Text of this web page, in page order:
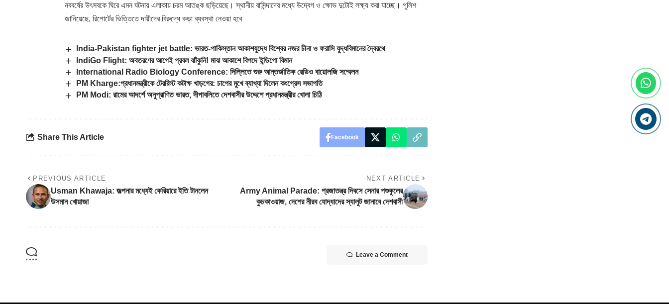
নববর্ষের উৎসবকে ঘিরে এমন ঘটনায় এলাকায় চরম আতঙ্ক ছড়িয়েছে। স্থানীয় বাসিন্দাদের মধ্যে উদ্বেগ ও ক্ষোভ দুটোই লক্ষ্য করা যাচ্ছে। পুলিশ
জানিয়েছে, রিপোর্টের ভিত্তিতে দায়ীদের বিরুদ্ধে কড়া ব্যবস্থা নেওয়া হবে
India-Pakistan fighter jet battle: ভারত-পাকিস্তান আকাশযুদ্ধে বিশ্বের নজর চীনা ও ফরাসি যুদ্ধবিমানের দ্বৈরথে
IndiGo Flight: অবতরণের আগেই প্রবল ঝাঁকুনি! মাঝ আকাশে বিপদে ইন্ডিগো বিমান
International Radio Biology Conference: দিল্লিতে শুরু আন্তর্জাতিক রেডিও বায়োলজি সম্মেলন
PM Kharge:প্রধানমন্ত্রীকে টেররিস্ট কটাক্ষ খাড়গের: চাপের মুখে ব্যাখ্যা দিলেন কংগ্রেস সভাপতি
PM Modi: রামের আদর্শে অনুপ্রাণিত ভারত, দীপাবলিতে দেশবাসীর উদ্দেশে প্রধানমন্ত্রীর খোলা চিঠি
Share This Article Facebook
PREVIOUS ARTICLE
Usman Khawaja: জল্পনার মধ্যেই কেরিয়ারে ইতি টানলেন
উসমান খোয়াজা
NEXT ARTICLE
Army Animal Parade: প্রজাতন্ত্র দিবসে সেনার পশুকুলের
কুচকাওয়াজ, দেশের নীরব যোদ্ধাদের স্যালুট জানাবে দেশবাসী
Leave a Comment